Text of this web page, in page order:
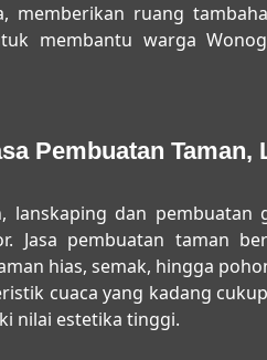
memberikan ruang
membantu warga
Pembuatan
lanskaping dan pembuatan
Jasa pembuatan taman
hias, semak, hingga
cuaca yang kadang
nilai estetika tinggi.